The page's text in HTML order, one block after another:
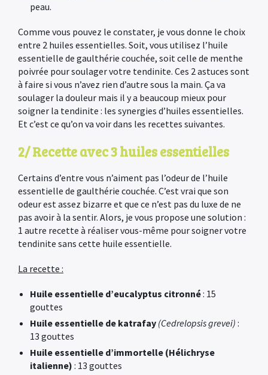
peau.
Comme vous pouvez le constater, je vous donne le choix
entre 2 huiles essentielles. Soit, vous utilisez l’huile
essentielle de gaulthérie couchée, soit celle de menthe
poivrée pour soulager votre tendinite. Ces 2 astuces sont
à faire si vous n’avez rien d’autre sous la main. Ça va
soulager la douleur mais il y a beaucoup mieux pour
soigner la tendinite : les synergies d’huiles essentielles.
Et c’est ce qu’on va voir dans les recettes suivantes.
2/ Recette avec 3 huiles essentielles
Certains d’entre vous n’aiment pas l’odeur de l’huile
essentielle de gaulthérie couchée. C’est vrai que son
odeur est assez bizarre et que ce n’est pas du luxe de ne
pas avoir à la sentir. Alors, je vous propose une solution :
1 autre recette à réaliser vous-même pour soigner votre
tendinite sans cette huile essentielle.
La recette :
Huile essentielle d’eucalyptus citronné: 15
gouttes
Huile essentielle de katrafay (Cedrelopsis grevei) :
13 gouttes
Huile essentielle d’immortelle (Hélichryse
italienne) : 13 gouttes